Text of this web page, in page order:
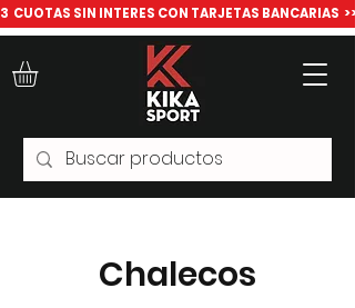
​3  CUOTAS SIN INTERES CON TARJETAS
Chalecos